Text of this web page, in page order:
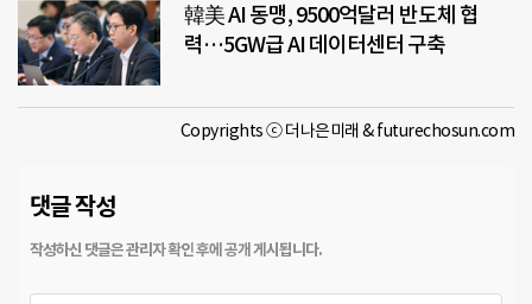
韓美 AI 동맹, 9500억달러 반도체 협
력…5GW급 AI 데이터센터 구축
Copyrights ⓒ 더나은미래 & futurechosun.com
댓글 작성